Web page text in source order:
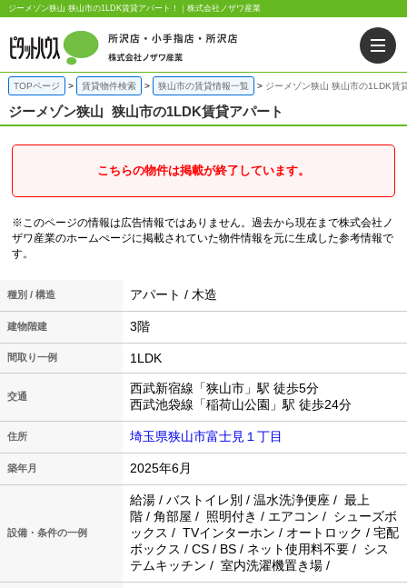
ジーメゾン狭山 狭山市の1LDK賃貸アパート！｜株式会社ノザワ産業
TOPページ 賃貸物件検索 狭山市の賃貸情報一覧 ジーメゾン狭山 狭山市の1LDK賃
ジーメゾン狭山 狭山市の1LDK賃貸アパート
こちらの物件は掲載が終了しています。
※このページの情報は広告情報ではありません。過去から現在まで株式会社ノ
ザワ産業のホームぺージに掲載されていた物件情報を元に生成した参考情報で
す。
種別 / 構造 アパート / 木造
建物階建 3階
間取り一例 1LDK
交通
西武新宿線「狭山市」駅 徒歩5分
西武池袋線「稲荷山公園」駅 徒歩24分
住所 埼玉県狭山市富士見１丁目
築年月 2025年6月
設備・条件の一例
給湯 / バストイレ別 / 温水洗浄便座 / 最上
階 / 角部屋 / 照明付き / エアコン / シューズボ
ックス / TVインターホン / オートロック / 宅配
ボックス / CS / BS / ネット使用料不要 / シス
テムキッチン / 室内洗濯機置き場 /